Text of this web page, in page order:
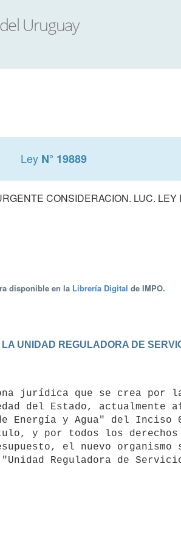
Ley N° 19889
CONSIDERACION. LUC.
disponible en la Librería Digital de IMPO.
UNIDAD REGULADORA DE
del Estado,
Energía y Agua" del
y por todos los derechos
el nuevo
Reguladora de